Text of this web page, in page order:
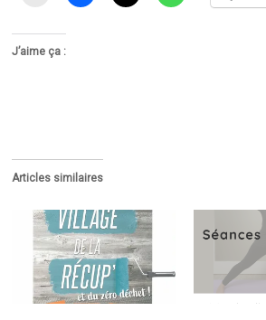
J’aime ça :
Articles similaires